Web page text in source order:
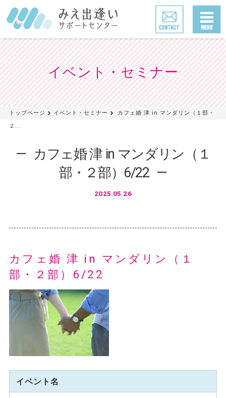
イベント・セミナー
トップページ イベント・セミナー
カフェ婚 津 in マンダリン（１部・
２...
カフェ婚 津 in マンダリン（１
部・２部）6/22
2025.05.26
カフェ婚 津 in マンダリン（１
部・２部）6/22
イベント名